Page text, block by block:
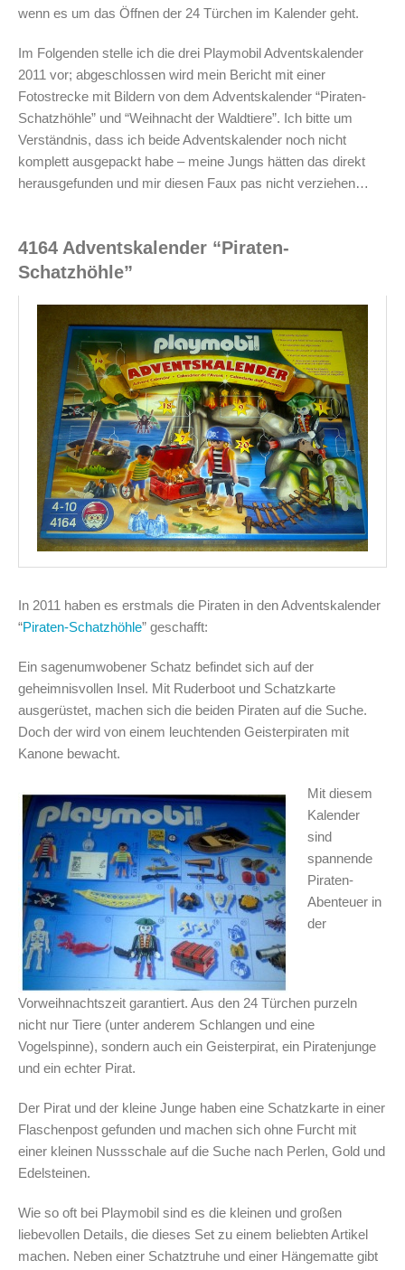
wenn es um das Öffnen der 24 Türchen im Kalender geht.
Im Folgenden stelle ich die drei Playmobil Adventskalender
2011 vor; abgeschlossen wird mein Bericht mit einer
Fotostrecke mit Bildern von dem Adventskalender “Piraten-
Schatzhöhle” und “Weihnacht der Waldtiere”. Ich bitte um
Verständnis, dass ich beide Adventskalender noch nicht
komplett ausgepackt habe – meine Jungs hätten das direkt
herausgefunden und mir diesen Faux pas nicht verziehen…
4164 Adventskalender “Piraten-
Schatzhöhle”
In 2011 haben es erstmals die Piraten in den Adventskalender
“Piraten-Schatzhöhle” geschafft:
Ein sagenumwobener Schatz befindet sich auf der
geheimnisvollen Insel. Mit Ruderboot und Schatzkarte
ausgerüstet, machen sich die beiden Piraten auf die Suche.
Doch der wird von einem leuchtenden Geisterpiraten mit
Kanone bewacht.
Mit diesem
Kalender
sind
spannende
Piraten-
Abenteuer in
der
Vorweihnachtszeit garantiert. Aus den 24 Türchen purzeln
nicht nur Tiere (unter anderem Schlangen und eine
Vogelspinne), sondern auch ein Geisterpirat, ein Piratenjunge
und ein echter Pirat.
Der Pirat und der kleine Junge haben eine Schatzkarte in einer
Flaschenpost gefunden und machen sich ohne Furcht mit
einer kleinen Nussschale auf die Suche nach Perlen, Gold und
Edelsteinen.
Wie so oft bei Playmobil sind es die kleinen und großen
liebevollen Details, die dieses Set zu einem beliebten Artikel
machen. Neben einer Schatztruhe und einer Hängematte gibt